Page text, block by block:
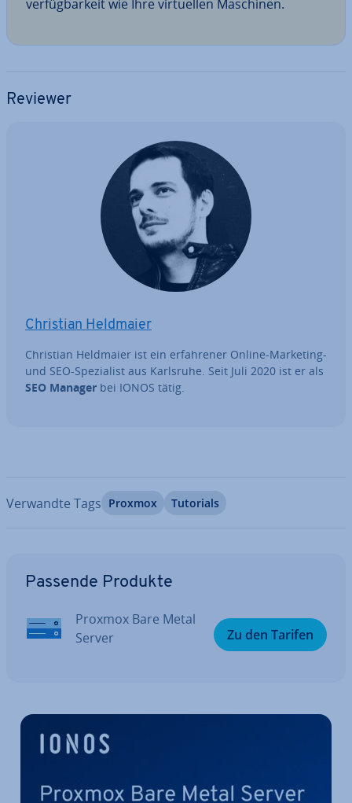
ver­füg­bar­keit wie Ihre vir­tu­el­len Maschinen.
Reviewer
Christian Heldmaier
Christian Heldmaier ist ein er­fah­re­ner Online-Marketing-
und SEO-Spe­zia­list aus Karlsruhe. Seit Juli 2020 ist er als
SEO Manager bei IONOS tätig.
Verwandte Tags Proxmox Tutorials
Passende Produkte
Proxmox Bare Metal
Server
Zu den Tarifen